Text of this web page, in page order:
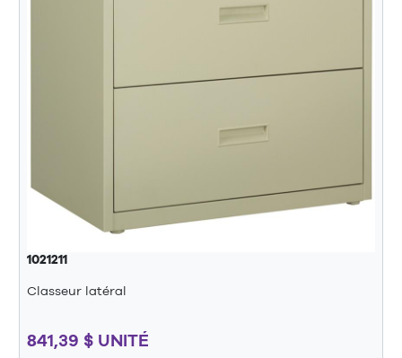
1021211
Classeur latéral
841,39 $ UNITÉ